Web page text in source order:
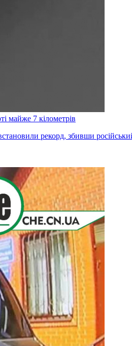
майже 7 кілометрів
рекорд, збивши